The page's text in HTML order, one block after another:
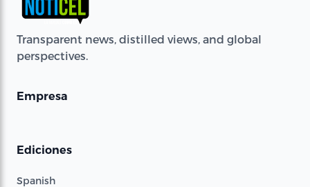
Transparent news, distilled views, and global
perspectives.
Empresa
Ediciones
Spanish